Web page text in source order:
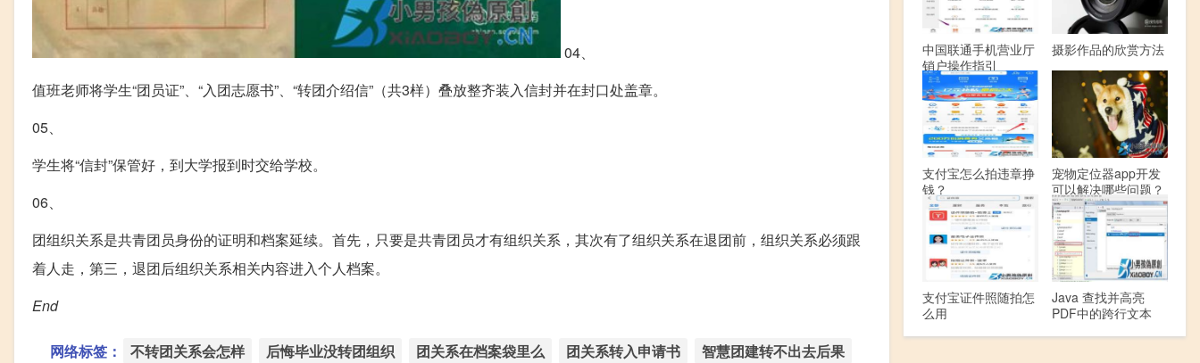
04、
值班老师将学生“团员证”、“入团志愿书”、“转团介绍信”（共3样）叠放整齐装入信封并在封口处盖章。
05、
学生将“信封”保管好，到大学报到时交给学校。
06、
团组织关系是共青团员身份的证明和档案延续。首先，只要是共青团员才有组织关系，其次有了组织关系在退团前，组织关系必须跟
着人走，第三，退团后组织关系相关内容进入个人档案。
End
网络标签： 不转团关系会怎样 后悔毕业没转团组织 团关系在档案袋里么 团关系转入申请书
智慧团建转不出去后果
中国联通手机营业厅
销户操作指引
摄影作品的欣赏方法
支付宝怎么拍违章挣
钱？
宠物定位器app开发
可以解决哪些问题？
支付宝证件照随拍怎
么用
Java 查找并高亮
PDF中的跨行文本